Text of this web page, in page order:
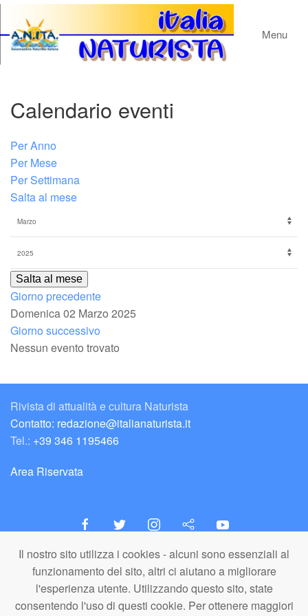
Il nostro sito utilizza i cookies - alcuni sono essenziali al
funzionamento del sito, altri ci aiutano a migliorare
l'esperienza utente. Utilizzando questo sito, state
consentendo l'uso di questi cookie. Per ottenere maggiori
Menu
Calendario eventi
Per Anno
Per Mese
Per Settimana
Salta al mese
Salta al mese
Giorno precedente
Domenica 02 Marzo 2025
Giorno successivo
Nessun evento trovato
Rivista di attualità e cultura Naturista
Contatto: redazione@italianaturista.it
Tel.: +39 346 1195466
Area Riservata
italiaNATURISTA
Editore e Redazione
A.N.ITA. Associazione Naturista Italiana (APS)
C.F. 80203710159